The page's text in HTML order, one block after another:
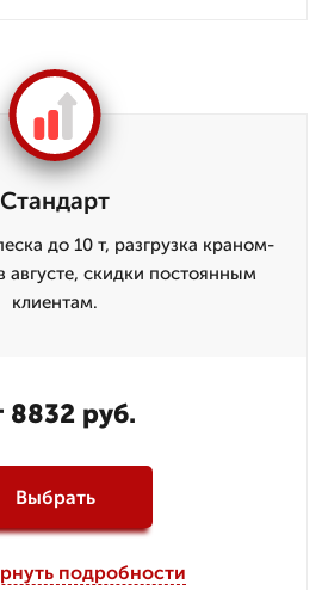
Стандарт
до 10 т, разгрузка краном-
скидки постоянным
клиентам.
8832 руб.
Выбрать
подробности